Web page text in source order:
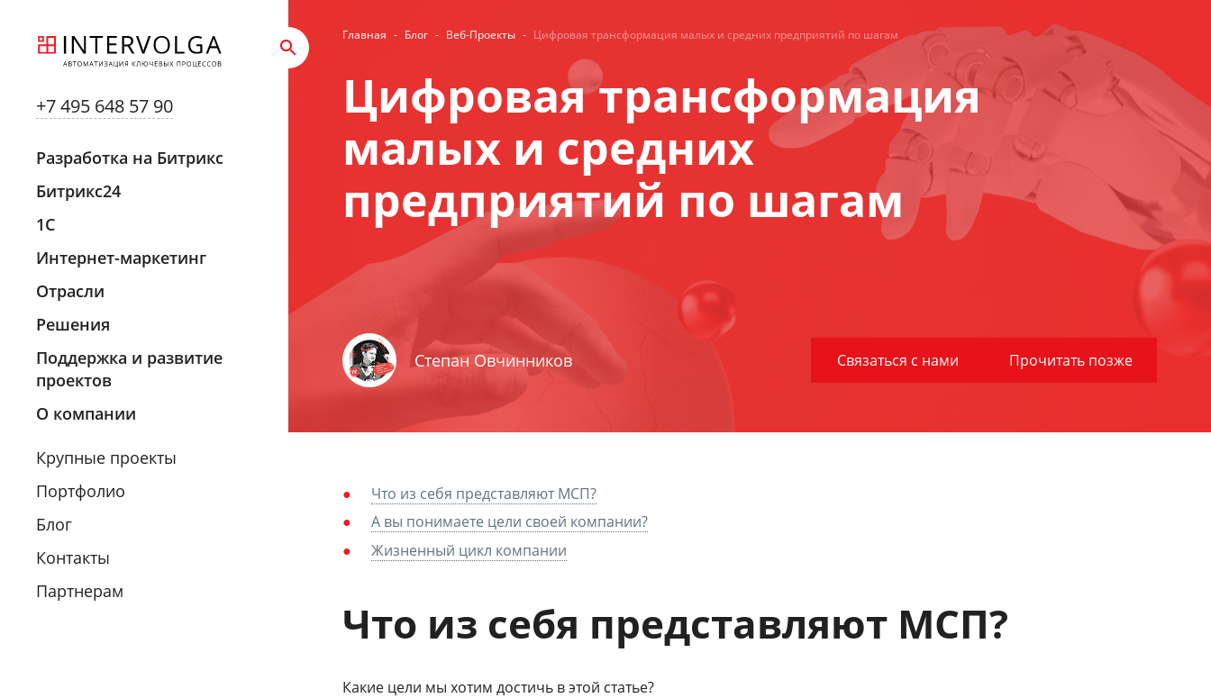
+7 495 648 57 90
Разработка на Битрикс
Битрикс24
1С
Интернет-маркетинг
Отрасли
Решения
Поддержка и развитие
проектов
О компании
Крупные проекты
Портфолио
Блог
Контакты
Партнерам
Главная - Блог - Веб-Проекты - Цифровая трансформация малых и средних предприятий по шагам
Цифровая трансформация
малых и средних
предприятий по шагам
Степан Овчинников Связаться с нами Прочитать позже
Что из себя представляют МСП?
А вы понимаете цели своей компании?
Жизненный цикл компании
Что из себя представляют МСП?
Какие цели мы хотим достичь в этой статье?